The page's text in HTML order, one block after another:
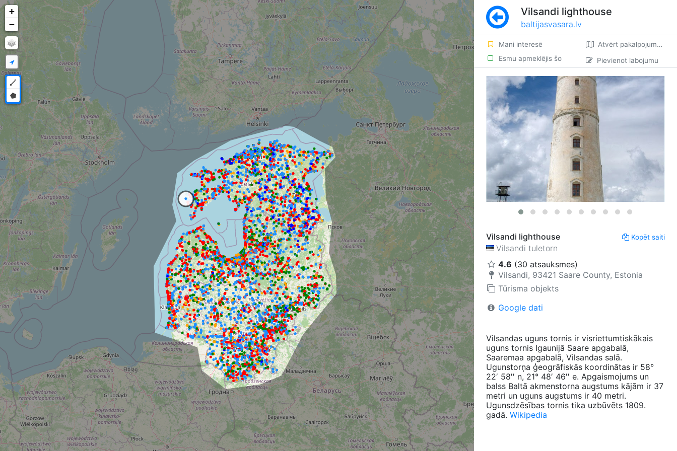
+
−
Draw a polyline
Draw a polygon
Vilsandi lighthouse
baltijasvasara.lv
Mani interesē
Esmu apmeklējis šo
Atvērt pakalpojumā Google Maps
Pievienot labojumu
Vilsandi lighthouse Kopēt saiti
Vilsandi tuletorn
4.6 (30 atsauksmes)
Vilsandi, 93421 Saare County, Estonia
Tūrisma objekts
Google dati
Vilsandas uguns tornis ir visriettumtiskākais
uguns tornis Igaunijā Saare apgabalā,
Saaremaa apgabalā, Vilsandas salā.
Ugunstorņa ģeogrāfiskās koordinātas ir 58°
22′ 58′′ n, 21° 48′ 46′′ e. Apgaismojums un
balss Baltā akmenstorna augstums kājām ir 37
metri un uguns augstums ir 40 metri.
Ugunsdzēsības tornis tika uzbūvēts 1809.
gadā. Wikipedia